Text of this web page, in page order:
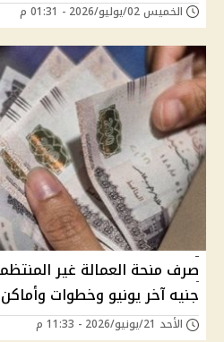
الخميس 02/يوليو/2026 - 01:31 م
جنيه آخر يونيو وخطوات
الأحد 21/يونيو/2026 - 11:33 م